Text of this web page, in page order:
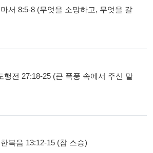
서 8:5-8 (무엇을 소망하고, 무엇을 갈
행전 27:18-25 (큰 폭풍 속에서 주신 말
복음 13:12-15 (참 스승)